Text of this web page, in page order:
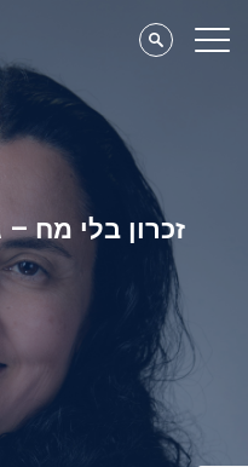
זכרון בלי מח